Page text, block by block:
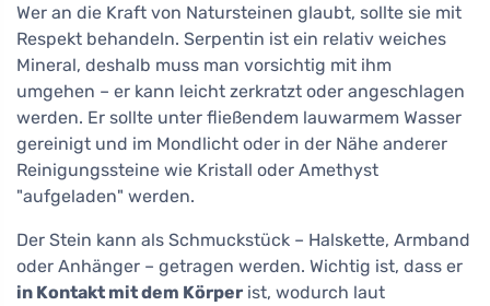
Wer an die Kraft von Natursteinen glaubt, sollte sie mit
Respekt behandeln. Serpentin ist ein relativ weiches
Mineral, deshalb muss man vorsichtig mit ihm
umgehen – er kann leicht zerkratzt oder angeschlagen
werden. Er sollte unter fließendem lauwarmem Wasser
gereinigt und im Mondlicht oder in der Nähe anderer
Reinigungssteine wie Kristall oder Amethyst
"aufgeladen" werden.
Der Stein kann als Schmuckstück – Halskette, Armband
oder Anhänger – getragen werden. Wichtig ist, dass er
in Kontakt mit dem Körper ist, wodurch laut